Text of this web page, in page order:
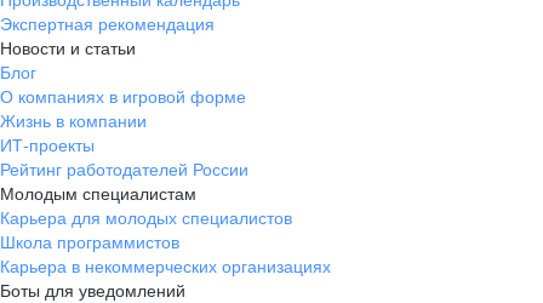
Экспертная рекомендация
Новости и статьи
Блог
О компаниях в игровой форме
Жизнь в компании
ИТ-проекты
Рейтинг работодателей России
Молодым специалистам
Карьера для молодых специалистов
Школа программистов
Карьера в некоммерческих организациях
Боты для уведомлений